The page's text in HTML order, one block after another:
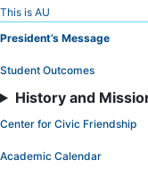
Skip
to
This is AU
President’s Message
Student Outcomes
History and
Center for Civic Friendship
Academic Calendar